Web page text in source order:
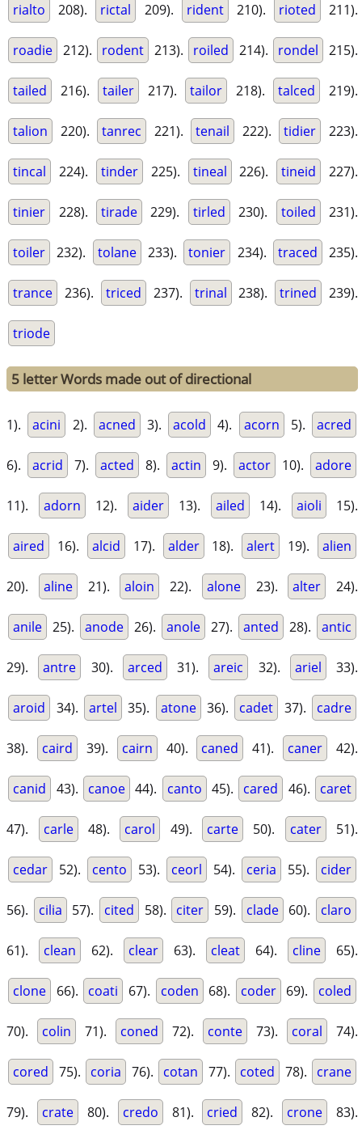
rialto 208). rictal 209). rident 210). rioted 211).
roadie 212). rodent 213). roiled 214). rondel 215).
tailed 216). tailer 217). tailor 218). talced 219).
talion 220). tanrec 221). tenail 222). tidier 223).
tincal 224). tinder 225). tineal 226). tineid 227).
tinier 228). tirade 229). tirled 230). toiled 231).
toiler 232). tolane 233). tonier 234). traced 235).
trance 236). triced 237). trinal 238). trined 239).
triode
5 letter Words made out of directional
1). acini 2). acned 3). acold 4). acorn 5). acred
6). acrid 7). acted 8). actin 9). actor 10). adore
11). adorn 12). aider 13). ailed 14). aioli 15).
aired 16). alcid 17). alder 18). alert 19). alien
20). aline 21). aloin 22). alone 23). alter 24).
anile 25). anode 26). anole 27). anted 28). antic
29). antre 30). arced 31). areic 32). ariel 33).
aroid 34). artel 35). atone 36). cadet 37). cadre
38). caird 39). cairn 40). caned 41). caner 42).
canid 43). canoe 44). canto 45). cared 46). caret
47). carle 48). carol 49). carte 50). cater 51).
cedar 52). cento 53). ceorl 54). ceria 55). cider
56). cilia 57). cited 58). citer 59). clade 60). claro
61). clean 62). clear 63). cleat 64). cline 65).
clone 66). coati 67). coden 68). coder 69). coled
70). colin 71). coned 72). conte 73). coral 74).
cored 75). coria 76). cotan 77). coted 78). crane
79). crate 80). credo 81). cried 82). crone 83).